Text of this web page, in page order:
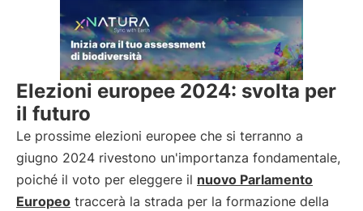
Elezioni europee 2024: svolta per
il futuro
Le prossime elezioni europee che si terranno a
giugno 2024 rivestono un'importanza fondamentale,
poiché il voto per eleggere il nuovo Parlamento
Europeo traccerà la strada per la formazione della